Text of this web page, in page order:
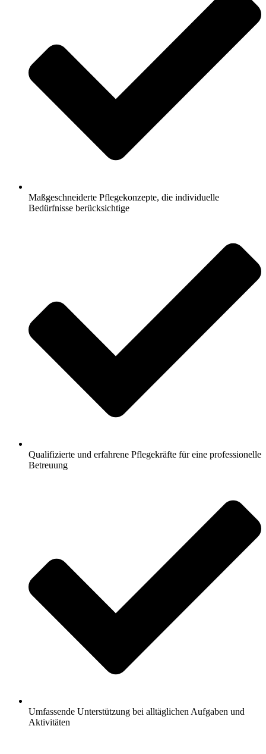
Maßgeschneiderte Pflegekonzepte, die individuelle
Bedürfnisse berücksichtige
Qualifizierte und erfahrene Pflegekräfte für eine professionelle
Betreuung
Umfassende Unterstützung bei alltäglichen Aufgaben und
Aktivitäten